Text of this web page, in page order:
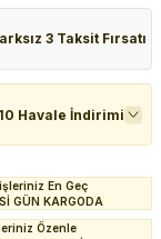
3 Taksit Fırsatı
Havale İndirimi
En Geç
GÜN KARGODA
Özenle